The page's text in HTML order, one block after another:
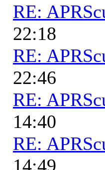
RE:
22:18
RE:
22:46
RE:
14:40
RE:
14:49